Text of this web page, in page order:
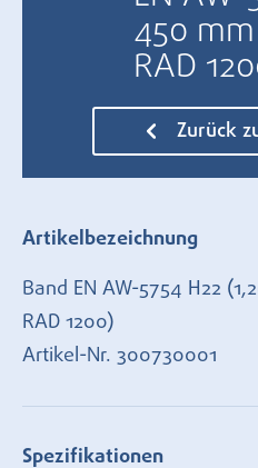
450
RAD
Zurück
Artikelbezeichnung
Band EN AW-5754 H22
RAD 1200)
Artikel-Nr. 300730001
Spezifikationen